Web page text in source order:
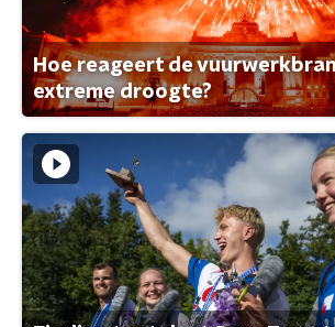
Hoe reageert de
extreme droogte?